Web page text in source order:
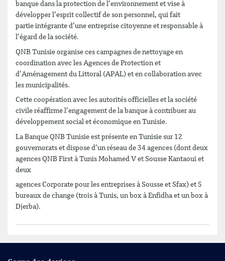
banque dans la protection de l’environnement et vise à
développer l’esprit collectif de son personnel, qui fait
partie intégrante d’une entreprise citoyenne et responsable à
l’égard de la société.
QNB Tunisie organise ces campagnes de nettoyage en
coordination avec les Agences de Protection et
d’Aménagement du Littoral (APAL) et en collaboration avec
les municipalités.
Cette coopération avec les autorités officielles et la société
civile réaffirme l’engagement de la banque à contribuer au
développement social et économique en Tunisie.
La Banque QNB Tunisie est présente en Tunisie sur 12
gouvernorats et dispose d’un réseau de 34 agences (dont deux
agences QNB First à Tunis Mohamed V et Sousse Kantaoui et
deux
agences Corporate pour les entreprises à Sousse et Sfax) et 5
bureaux de change (trois à Tunis, un box à Enfidha et un box à
Djerba).